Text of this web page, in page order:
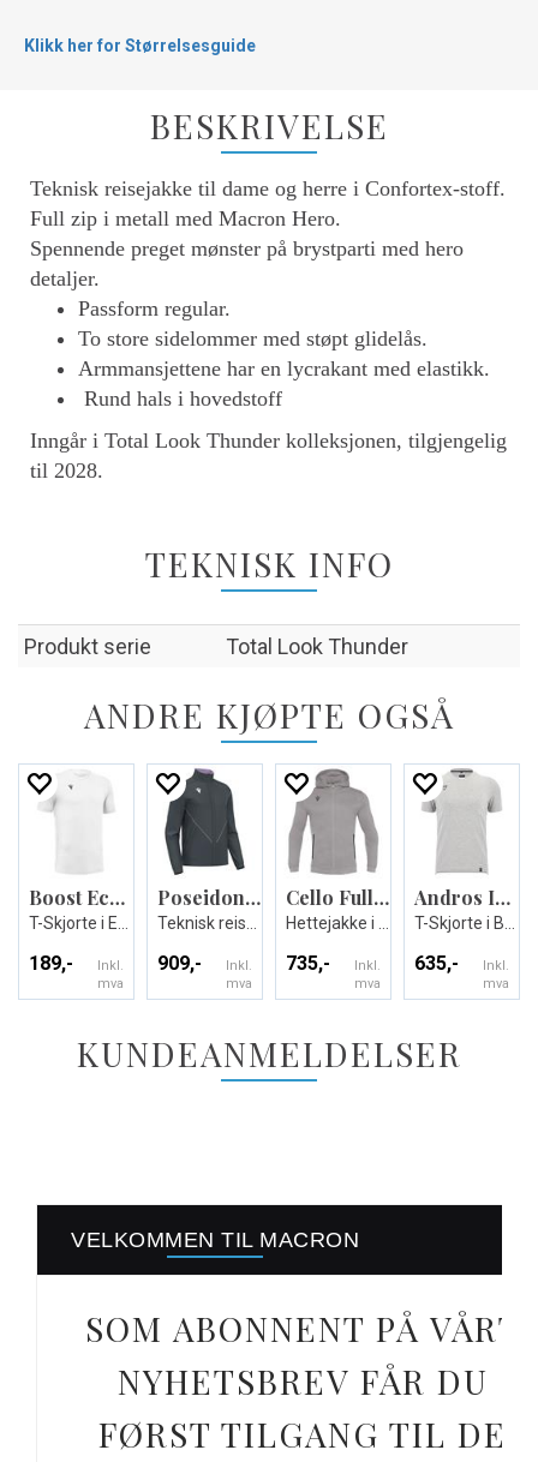
Klikk her for Størrelsesguide
BESKRIVELSE
Teknisk reisejakke til dame og herre i Confortex-stoff.
Full zip i metall med Macron Hero.
Spennende preget mønster på brystparti med hero
detaljer.
Passform regular.
To store sidelommer med støpt glidelås.
Armmansjettene har en lycrakant med elastikk.
Rund hals i hovedstoff
Inngår i Total Look Thunder kolleksjonen, tilgjengelig
til 2028.
TEKNISK INFO
Produkt serie Total Look Thunder
ANDRE KJØPTE OGSÅ
Boost Eco T-shirt
189,-
Inkl.
mva
Poseidon Travel Full Zip Top
909,-
Inkl.
mva
Cello Full Zip Hooded Sweatshirt
735,-
Inkl.
mva
Andros Icon stretch T-shirt
635,-
Inkl.
mva
KUNDEANMELDELSER
VELKOMMEN TIL MACRON
SOM ABONNENT PÅ VÅRT
NYHETSBREV FÅR DU
FØRST TILGANG TIL DE